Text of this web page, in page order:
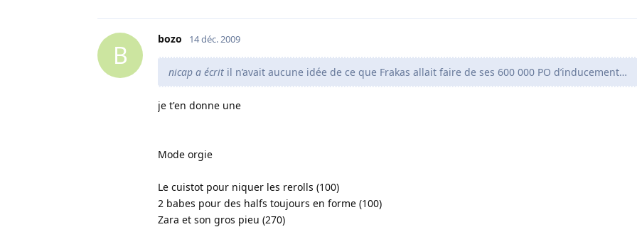
B
bozo 14 déc. 2009
nicap a écrit il n’avait aucune idée de ce que Frakas allait faire de ses 600 000 PO d’inducement…
je t'en donne une
Mode orgie
Le cuistot pour niquer les rerolls (100)
2 babes pour des halfs toujours en forme (100)
Zara et son gros pieu (270)